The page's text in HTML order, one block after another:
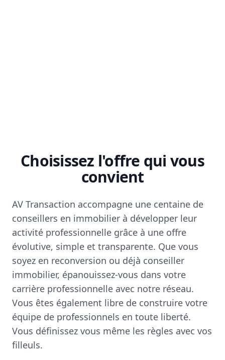
Choisissez l'offre qui vous
convient
AV Transaction accompagne une centaine de
conseillers en immobilier à développer leur
activité professionnelle grâce à une offre
évolutive, simple et transparente. Que vous
soyez en reconversion ou déjà conseiller
immobilier, épanouissez-vous dans votre
carrière professionnelle avec notre réseau.
Vous êtes également libre de construire votre
équipe de professionnels en toute liberté.
Vous définissez vous même les règles avec vos
filleuls.